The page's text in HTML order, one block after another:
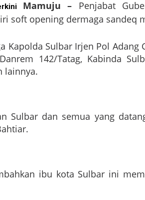
Mamuju – Penjabat
soft opening dermaga sandeq
Kapolda Sulbar Irjen Pol Adang
142/Tatag, Kabinda
lainnya.
Sulbar dan semua yang
ibu kota Sulbar ini